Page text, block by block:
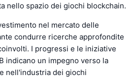
nello spazio dei giochi blockchain.
nel mercato delle
condurre ricerche approfondite
I progressi e le iniziative
indicano un impegno verso la
nell'industria dei giochi